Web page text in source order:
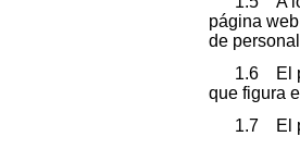
página
de
1.6 El
que figura
1.7 El